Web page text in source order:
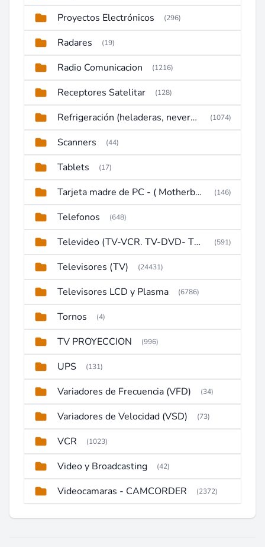
Proyectos Electrónicos (296)
Radares (19)
Radio Comunicacion (1216)
Receptores Satelitar (128)
Refrigeración (heladeras, neveras, congeladores) (1074)
Scanners (44)
Tablets (17)
Tarjeta madre de PC - ( Motherboard ) (146)
Telefonos (648)
Televideo (TV-VCR. TV-DVD- TV-DVD-VCR) (591)
Televisores (TV) (24431)
Televisores LCD y Plasma (6786)
Tornos (4)
TV PROYECCION (996)
UPS (131)
Variadores de Frecuencia (VFD) (34)
Variadores de Velocidad (VSD) (73)
VCR (1023)
Video y Broadcasting (42)
Videocamaras - CAMCORDER (2372)